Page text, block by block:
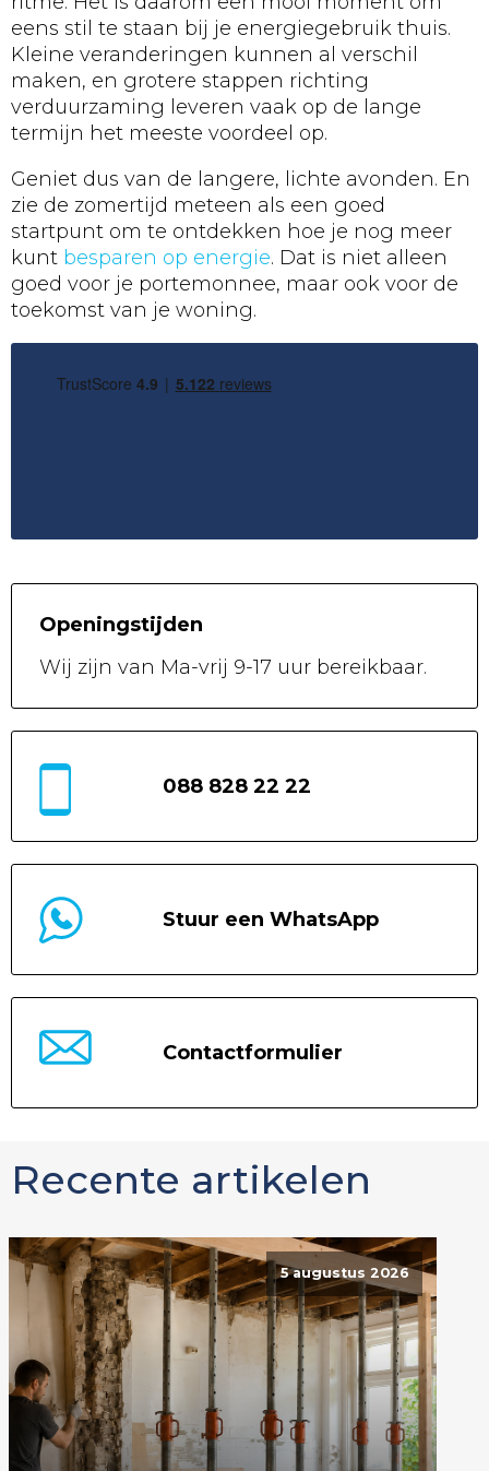
eens stil te staan bij je energiegebruik thuis.
Kleine veranderingen kunnen al verschil
maken, en grotere stappen richting
verduurzaming leveren vaak op de lange
termijn het meeste voordeel op.
Geniet dus van de langere, lichte avonden. En
zie de zomertijd meteen als een goed
startpunt om te ontdekken hoe je nog meer
kunt besparen op energie. Dat is niet alleen
goed voor je portemonnee, maar ook voor de
toekomst van je woning.
Openingstijden
Wij zijn van Ma-vrij 9-17 uur bereikbaar.
088 828 22 22
Stuur een WhatsApp
Contactformulier
Recente artikelen
5 augustus 2026